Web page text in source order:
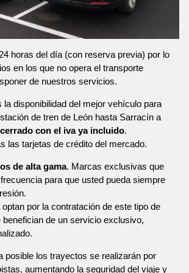
horas del día (con reserva previa) por lo
en los que no opera el transporte
de nuestros servicios.
la disponibilidad del mejor vehículo para
de tren de León hasta Sarracín a
con el iva ya incluido.
las tarjetas de crédito del mercado.
de alta gama. Marcas exclusivas que
para que usted pueda siempre
por la contratación de este tipo de
benefician de un servicio exclusivo,
posible los trayectos se realizarán por
aumentando la seguridad del viaje y